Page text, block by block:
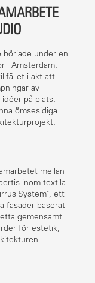
började under en
i Amsterdam.
i akt att
av
på plats.
ömsesidiga
mellan
inom textila
System", ett
fasader baserat
gemensamt
för estetik,